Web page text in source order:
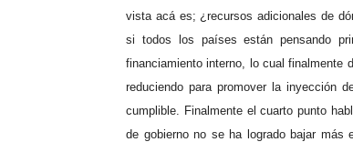
vista acá es; ¿recursos adicionales de
si todos los países están pensando
financiamiento interno, lo cual finalmente
reduciendo para promover la inyección
cumplible. Finalmente el cuarto punto
de gobierno no se ha logrado bajar